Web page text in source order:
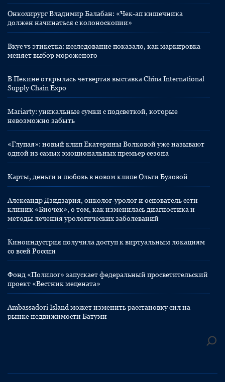
Онкохирург Владимир Балабан: «Чек-ап кишечника
должен начинаться с колоноскопии»
Вкус vs этикетка: исследование показало, как маркировка
меняет выбор мороженого
В Пекине открылась четвертая выставка China International
Supply Chain Expo
Mariarty: уникальные сумки с подсветкой, которые
невозможно забыть
«Глупая»: новый клип Екатерины Волковой уже называют
одной из самых эмоциональных премьер сезона
Карты, деньги и любовь в новом клипе Ольги Бузовой
Александр Дзидзария, онколог-уролог и основатель сети
клиник «Биочек», о том, как изменилась диагностика и
методы лечения урологических заболеваний
Киноиндустрия получила доступ к виртуальным локациям
со всей России
Фонд «Полилог» запускает федеральный просветительский
проект «Вестник мецената»
Ambassadori Island может изменить расстановку сил на
рынке недвижимости Батуми